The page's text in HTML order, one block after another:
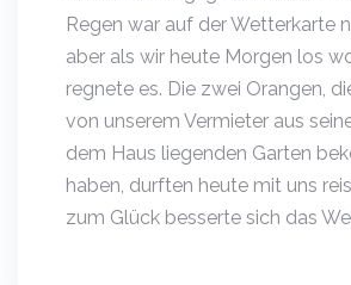
Regen war auf der Wetterkarte
aber als wir heute Morgen los
regnete es. Die zwei Orangen,
von unserem Vermieter aus
dem Haus liegenden Garten
haben, durften heute mit uns
zum Glück besserte sich das